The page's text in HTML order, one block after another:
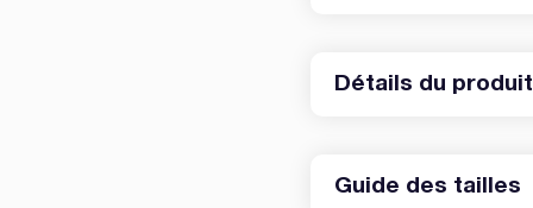
Détails du produit
Guide des tailles